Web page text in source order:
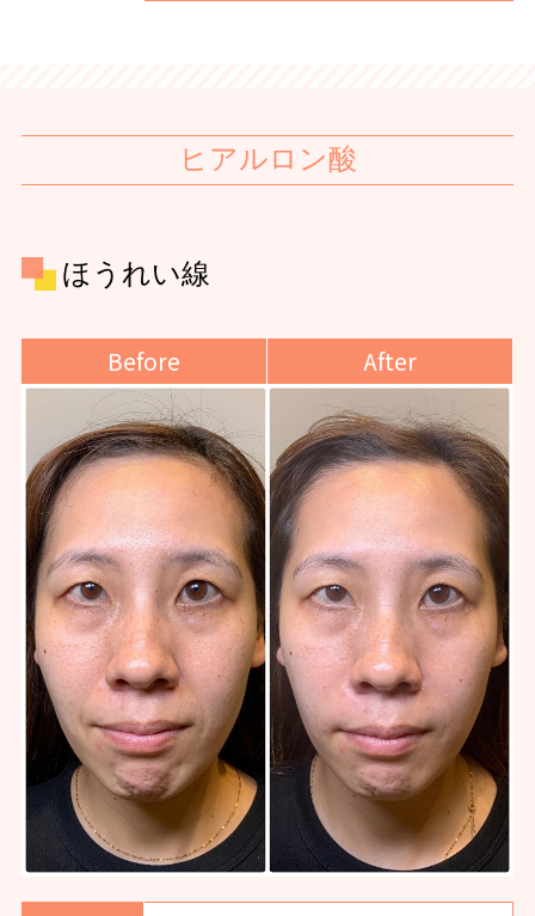
ヒアルロン酸
ほうれい線
Before After